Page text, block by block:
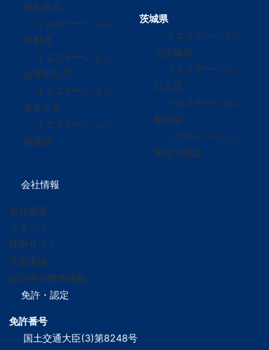
南相馬店
イエステーション
田村店
イエステーション
会津若松店
イエステーション
喜多方店
イエステーション
福島店
茨城県
イエステーション
北茨城店
イエステーション
日立店
イエステーション
那珂店
イエステーション
常陸太田店
会社情報
会社概要
スタッフ
採用サイト
売買実績
販売中の物件情報
免許・認定
免許番号
国土交通大臣(3)第8248号